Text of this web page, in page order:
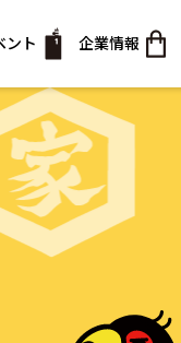
ント 企業情報